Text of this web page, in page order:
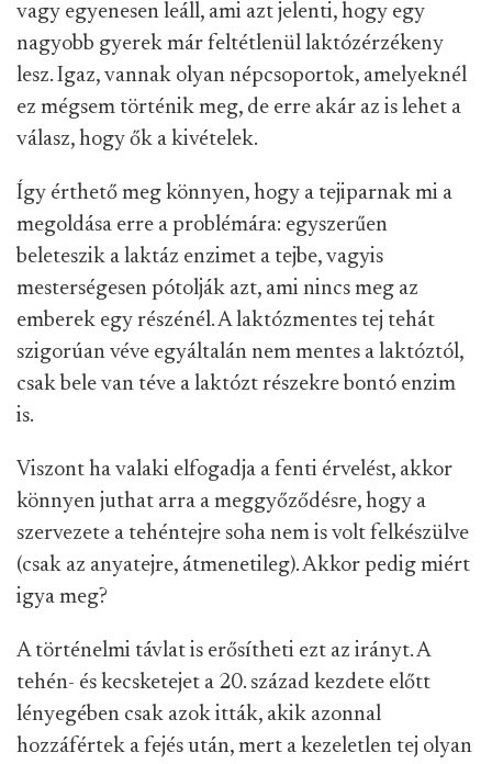
vagy egyenesen leáll, ami azt jelenti, hogy egy
nagyobb gyerek már feltétlenül laktózérzékeny
lesz. Igaz, vannak olyan népcsoportok, amelyeknél
ez mégsem történik meg, de erre akár az is lehet a
válasz, hogy ők a kivételek.
Így érthető meg könnyen, hogy a tejiparnak mi a
megoldása erre a problémára: egyszerűen
beleteszik a laktáz enzimet a tejbe, vagyis
mesterségesen pótolják azt, ami nincs meg az
emberek egy részénél. A laktózmentes tej tehát
szigorúan véve egyáltalán nem mentes a laktóztól,
csak bele van téve a laktózt részekre bontó enzim
is.
Viszont ha valaki elfogadja a fenti érvelést, akkor
könnyen juthat arra a meggyőződésre, hogy a
szervezete a tehéntejre soha nem is volt felkészülve
(csak az anyatejre, átmenetileg). Akkor pedig miért
igya meg?
A történelmi távlat is erősítheti ezt az irányt. A
tehén- és kecsketejet a 20. század kezdete előtt
lényegében csak azok itták, akik azonnal
hozzáfértek a fejés után, mert a kezeletlen tej olyan